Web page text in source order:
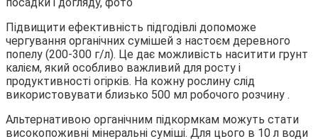
Підвищити ефективність підгодівлі допоможе
чергування органічних сумішей з настоєм деревного
попелу (200-300 г/л). Це дає можливість наситити грунт
калієм, який особливо важливий для росту і
продуктивності огірків. На кожну рослину слід
використовувати близько 500 мл робочого розчину .
Альтернативою органічним підкормкам можуть стати
високопоживні мінеральні суміші. Для цього в 10 л води